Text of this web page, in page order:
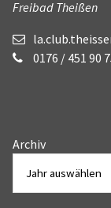
Freibad Theißen
0176 / 451 90
Archiv